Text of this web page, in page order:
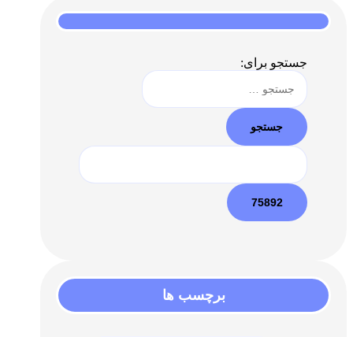
جستجو برای:
برچسب ها